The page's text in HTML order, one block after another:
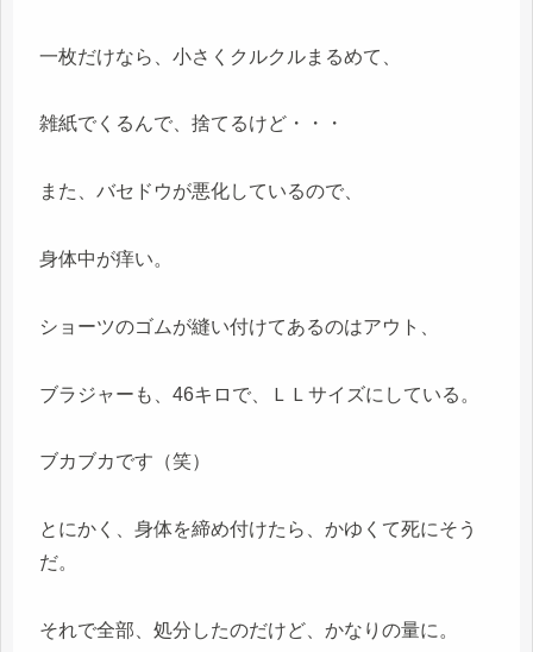
一枚だけなら、小さくクルクルまるめて、
雑紙でくるんで、捨てるけど・・・
また、バセドウが悪化しているので、
身体中が痒い。
ショーツのゴムが縫い付けてあるのはアウト、
ブラジャーも、46キロで、ＬＬサイズにしている。
ブカブカです（笑）
とにかく、身体を締め付けたら、かゆくて死にそう
だ。
それで全部、処分したのだけど、かなりの量に。